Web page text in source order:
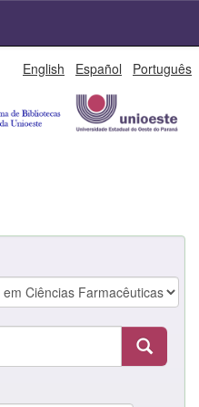
English Español Português